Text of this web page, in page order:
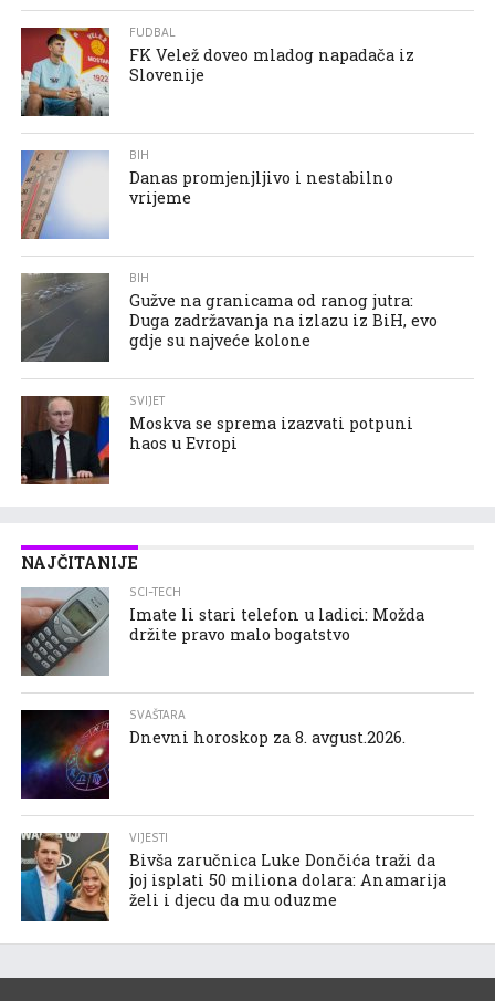
FUDBAL
FK Velež doveo mladog napadača iz
Slovenije
BIH
Danas promjenjljivo i nestabilno
vrijeme
BIH
Gužve na granicama od ranog jutra:
Duga zadržavanja na izlazu iz BiH, evo
gdje su najveće kolone
SVIJET
Moskva se sprema izazvati potpuni
haos u Evropi
NAJČITANIJE
SCI-TECH
Imate li stari telefon u ladici: Možda
držite pravo malo bogatstvo
SVAŠTARA
Dnevni horoskop za 8. avgust.2026.
VIJESTI
Bivša zaručnica Luke Dončića traži da
joj isplati 50 miliona dolara: Anamarija
želi i djecu da mu oduzme